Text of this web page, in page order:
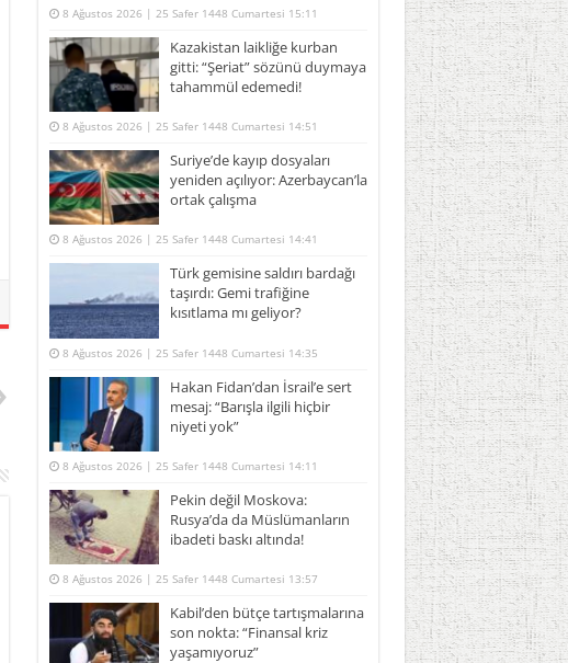
8 Ağustos 2026 | 25 Safer 1448 Cumartesi 15:11
Kazakistan laikliğe kurban
gitti: “Şeriat” sözünü duymaya
tahammül edemedi!
8 Ağustos 2026 | 25 Safer 1448 Cumartesi 14:51
Suriye’de kayıp dosyaları
yeniden açılıyor: Azerbaycan’la
ortak çalışma
8 Ağustos 2026 | 25 Safer 1448 Cumartesi 14:41
Türk gemisine saldırı bardağı
taşırdı: Gemi trafiğine
kısıtlama mı geliyor?
8 Ağustos 2026 | 25 Safer 1448 Cumartesi 14:35
Hakan Fidan’dan İsrail’e sert
mesaj: “Barışla ilgili hiçbir
niyeti yok”
8 Ağustos 2026 | 25 Safer 1448 Cumartesi 14:11
Pekin değil Moskova:
Rusya’da da Müslümanların
ibadeti baskı altında!
8 Ağustos 2026 | 25 Safer 1448 Cumartesi 13:57
Kabil’den bütçe tartışmalarına
son nokta: “Finansal kriz
yaşamıyoruz”